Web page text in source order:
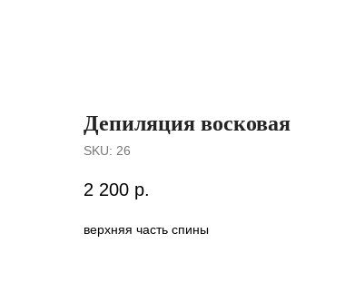
Депиляция восковая
SKU: 26
2 200 р.
верхняя часть спины